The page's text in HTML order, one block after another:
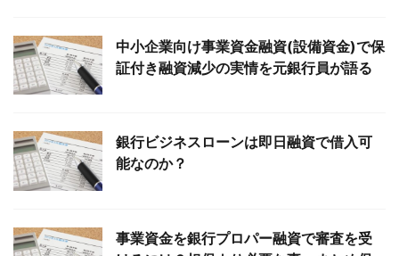
中小企業向け事業資金融資(設備資金)で保
証付き融資減少の実情を元銀行員が語る
銀行ビジネスローンは即日融資で借入可
能なのか？
事業資金を銀行プロパー融資で審査を受